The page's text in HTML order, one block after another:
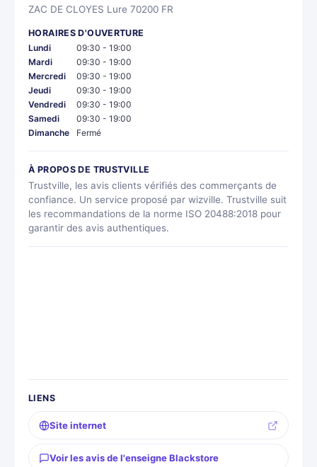
ZAC DE CLOYES Lure 70200 FR
HORAIRES D'OUVERTURE
Lundi
09:30 - 19:00
Mardi
09:30 - 19:00
Mercredi
09:30 - 19:00
Jeudi
09:30 - 19:00
Vendredi
09:30 - 19:00
Samedi
09:30 - 19:00
Dimanche
Fermé
À PROPOS DE TRUSTVILLE
Trustville, les avis clients vérifiés des commerçants de
confiance. Un service proposé par wizville. Trustville suit
les recommandations de la norme ISO 20488:2018 pour
garantir des avis authentiques.
LIENS
Site internet
Voir les avis de l'enseigne Blackstore